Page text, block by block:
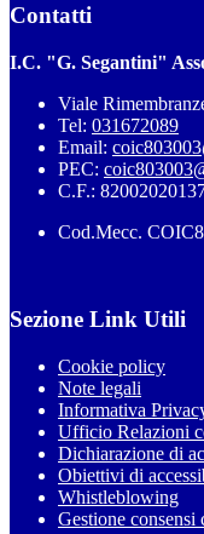
Contatti
I.C. "G. Segantini"
Viale
Tel: 031672089
Email:
PEC:
C.F.:
Cod.Mecc.
Sezione Link Utili
Cookie policy
Note legali
Informativa
Ufficio Relazioni
Dichiarazione di
Obiettivi di
Whistleblowing
Gestione consensi